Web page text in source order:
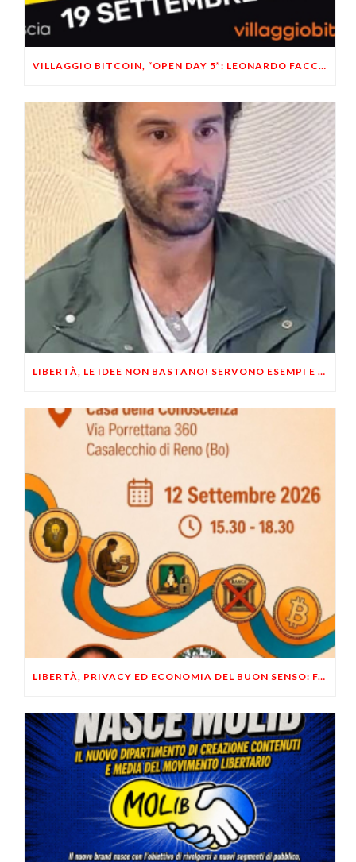
VILLAGGIO BITCOIN, “OPEN DAY 5”: LEONARDO FACCO OSPITE A BRESCIA
LIBERTÀ, LE IDEE NON BASTANO! SERVONO ESEMPI E UN PO’ DI COERENZA
LIBERTÀ, PRIVACY ED ECONOMIA DEL BUON SENSO: FACCO E MUSUMECI A CASALECCHIO DI RENO (BO)